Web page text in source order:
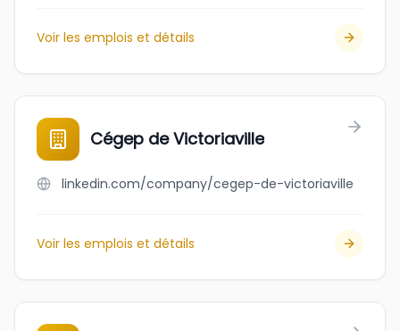
Voir les emplois et détails
Cégep de Victoriaville
linkedin.com/company/cegep-de-victoriaville
Voir les emplois et détails